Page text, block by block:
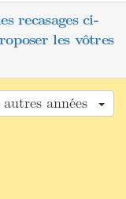
recasages ci-
les vôtres
années